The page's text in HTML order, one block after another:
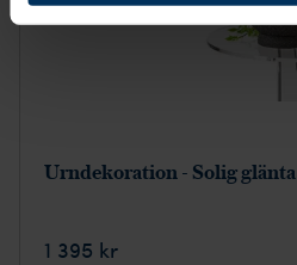
Urndekoration - Solig glänta
1 395 kr